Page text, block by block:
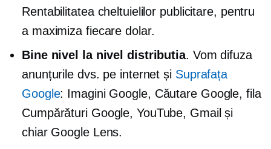
Rentabilitatea cheltuielilor publicitare, pentru
a maximiza fiecare dolar.
Bine nivel la nivel distributia. Vom difuza
anunțurile dvs. pe internet și Suprafața
Google: Imagini Google, Căutare Google, fila
Cumpărături Google, YouTube, Gmail și
chiar Google Lens.